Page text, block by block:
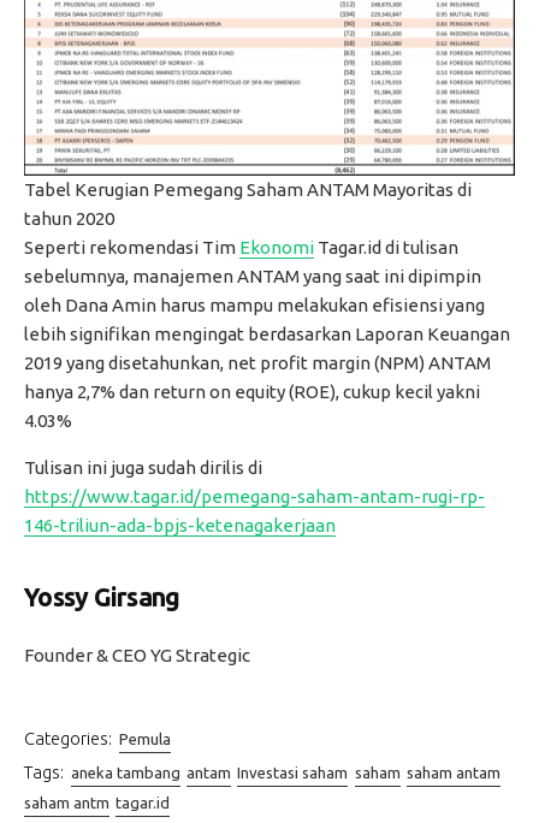
Tabel Kerugian Pemegang Saham ANTAM Mayoritas di
tahun 2020
Seperti rekomendasi Tim Ekonomi Tagar.id di tulisan
sebelumnya, manajemen ANTAM yang saat ini dipimpin
oleh Dana Amin harus mampu melakukan efisiensi yang
lebih signifikan mengingat berdasarkan Laporan Keuangan
2019 yang disetahunkan, net profit margin (NPM) ANTAM
hanya 2,7% dan return on equity (ROE), cukup kecil yakni
4.03%
Tulisan ini juga sudah dirilis di
https://www.tagar.id/pemegang-saham-antam-rugi-rp-
146-triliun-ada-bpjs-ketenagakerjaan
Yossy Girsang
Founder & CEO YG Strategic
Categories: Pemula
Tags: aneka tambang antam Investasi saham saham saham antam
saham antm tagar.id